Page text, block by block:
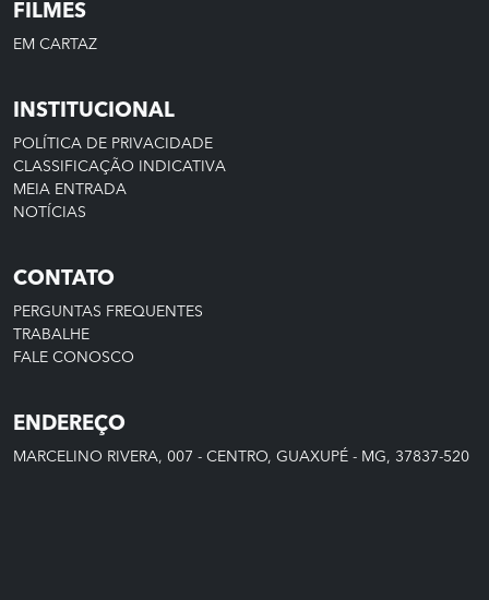
FILMES
EM CARTAZ
INSTITUCIONAL
POLÍTICA DE PRIVACIDADE
CLASSIFICAÇÃO INDICATIVA
MEIA ENTRADA
NOTÍCIAS
CONTATO
PERGUNTAS FREQUENTES
TRABALHE
FALE CONOSCO
ENDEREÇO
MARCELINO RIVERA, 007 - CENTRO, GUAXUPÉ - MG, 37837-520